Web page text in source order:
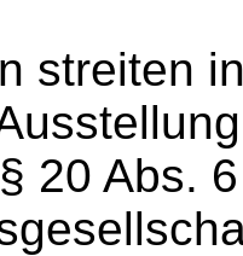
streiten
20 Abs.